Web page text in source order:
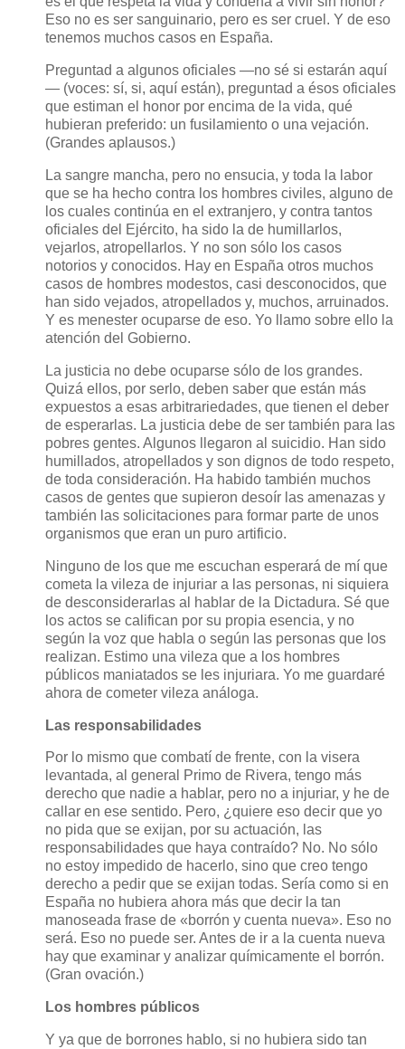
Eso no es ser sanguinario, pero es ser cruel. Y de eso
tenemos muchos casos en España.
Preguntad a algunos oficiales —no sé si estarán aquí
— (voces: sí, si, aquí están), preguntad a ésos oficiales
que estiman el honor por encima de la vida, qué
hubieran preferido: un fusilamiento o una vejación.
(Grandes aplausos.)
La sangre mancha, pero no ensucia, y toda la labor
que se ha hecho contra los hombres civiles, alguno de
los cuales continúa en el extranjero, y contra tantos
oficiales del Ejército, ha sido la de humillarlos,
vejarlos, atropellarlos. Y no son sólo los casos
notorios y conocidos. Hay en España otros muchos
casos de hombres modestos, casi desconocidos, que
han sido vejados, atropellados y, muchos, arruinados.
Y es menester ocuparse de eso. Yo llamo sobre ello la
atención del Gobierno.
La justicia no debe ocuparse sólo de los grandes.
Quizá ellos, por serlo, deben saber que están más
expuestos a esas arbitrariedades, que tienen el deber
de esperarlas. La justicia debe de ser también para las
pobres gentes. Algunos llegaron al suicidio. Han sido
humillados, atropellados y son dignos de todo respeto,
de toda consideración. Ha habido también muchos
casos de gentes que supieron desoír las amenazas y
también las solicitaciones para formar parte de unos
organismos que eran un puro artificio.
Ninguno de los que me escuchan esperará de mí que
cometa la vileza de injuriar a las personas, ni siquiera
de desconsiderarlas al hablar de la Dictadura. Sé que
los actos se califican por su propia esencia, y no
según la voz que habla o según las personas que los
realizan. Estimo una vileza que a los hombres
públicos maniatados se les injuriara. Yo me guardaré
ahora de cometer vileza análoga.
Las responsabilidades
Por lo mismo que combatí de frente, con la visera
levantada, al general Primo de Rivera, tengo más
derecho que nadie a hablar, pero no a injuriar, y he de
callar en ese sentido. Pero, ¿quiere eso decir que yo
no pida que se exijan, por su actuación, las
responsabilidades que haya contraído? No. No sólo
no estoy impedido de hacerlo, sino que creo tengo
derecho a pedir que se exijan todas. Sería como si en
España no hubiera ahora más que decir la tan
manoseada frase de «borrón y cuenta nueva». Eso no
será. Eso no puede ser. Antes de ir a la cuenta nueva
hay que examinar y analizar químicamente el borrón.
(Gran ovación.)
Los hombres públicos
Y ya que de borrones hablo, si no hubiera sido tan